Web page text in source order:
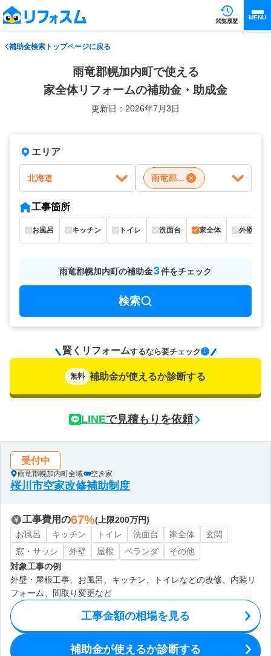
閲覧履歴
MENU
補助金検索トップページに戻る
雨竜郡幌加内町で使える
家全体リフォームの補助金・助成金
更新日：2026年7月3日
エリア
北海道 雨竜郡幌加内町
工事箇所
お風呂 キッチン トイレ 洗面台 家全体 外壁
雨竜郡幌加内町の補助金3件をチェック
検索
賢くリフォームするなら要チェック
無料 補助金が使えるか診断する
LINEで見積もりを依頼
受付中
雨竜郡幌加内町全域 空き家
桜川市空家改修補助制度
工事費用の67%(上限200万円)
お風呂
キッチン トイレ 洗面台 家全体
玄関
窓・サッシ
外壁 屋根 ベランダ
その他
対象工事の例
外壁・屋根工事、お風呂、キッチン、トイレなどの改修、内装リ
フォーム、間取り変更など
工事金額の相場を見る
補助金が使えるか診断する